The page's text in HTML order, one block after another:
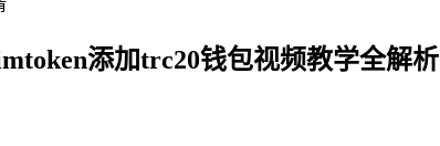
添加trc20钱包视频教学全解析